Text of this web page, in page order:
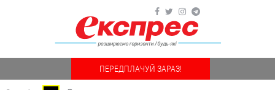
ПЕРЕДПЛАЧУЙ ЗАРАЗ!